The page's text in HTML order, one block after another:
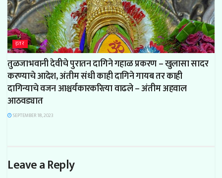
इतर
तुळजाभवानी देवीचे पुरातन दागिने गहाळ प्रकरण – खुलासा सादर
करण्याचे आदेश, अंतीम संधी काही दागिने गायब तर काही
दागिन्याचे वजन आश्चर्यकारकरित्या वाढले – अंतीम अहवाल
आठवड्यात
SEPTEMBER 18, 2023
Leave a Reply